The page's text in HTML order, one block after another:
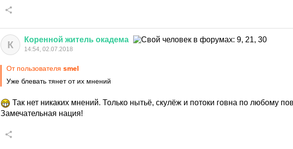
К Коренной житель окадема
14:54, 02.07.2018
От пользователя smel
Уже блевать тянет от их мнений
Так нет никаких мнений. Только нытьё, скулёж и потоки говна по любому
Замечательная нация!